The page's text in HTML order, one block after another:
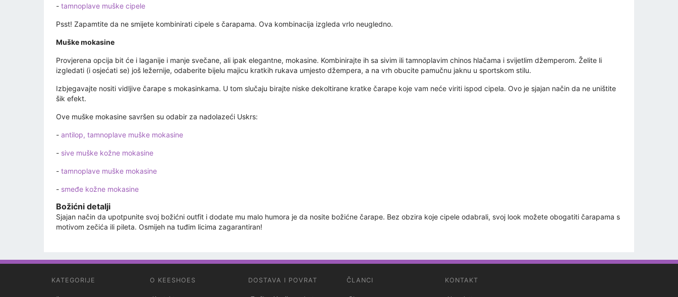
- tamnoplave muške cipele
Psst! Zapamtite da ne smijete kombinirati cipele s čarapama. Ova kombinacija izgleda vrlo neugledno.
Muške mokasine
Provjerena opcija bit će i laganije i manje svečane, ali ipak elegantne, mokasine. Kombinirajte ih sa sivim ili tamnoplavim chinos hlačama i svijetlim džemperom. Želite li
izgledati (i osjećati se) još ležernije, odaberite bijelu majicu kratkih rukava umjesto džempera, a na vrh obucite pamučnu jaknu u sportskom stilu.
Izbjegavajte nositi vidljive čarape s mokasinkama. U tom slučaju birajte niske dekoltirane kratke čarape koje vam neće viriti ispod cipela. Ovo je sjajan način da ne uništite
šik efekt.
Ove muške mokasine savršen su odabir za nadolazeći Uskrs:
- antilop, tamnoplave muške mokasine
- sive muške kožne mokasine
- tamnoplave muške mokasine
- smeđe kožne mokasine
Božićni detalji
Sjajan način da upotpunite svoj božićni outfit i dodate mu malo humora je da nosite božićne čarape. Bez obzira koje cipele odabrali, svoj look možete obogatiti čarapama s
motivom zečića ili pileta. Osmijeh na tuđim licima zagarantiran!
KATEGORIJE O KEESHOES DOSTAVA I POVRAT ČLANCI KONTAKT